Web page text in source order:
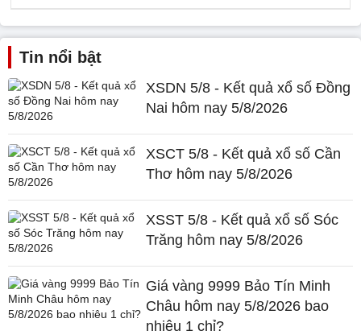
Tin nổi bật
XSDN 5/8 - Kết quả xổ số Đồng
Nai hôm nay 5/8/2026
XSCT 5/8 - Kết quả xổ số Cần
Thơ hôm nay 5/8/2026
XSST 5/8 - Kết quả xổ số Sóc
Trăng hôm nay 5/8/2026
Giá vàng 9999 Bảo Tín Minh
Châu hôm nay 5/8/2026 bao
nhiêu 1 chỉ?